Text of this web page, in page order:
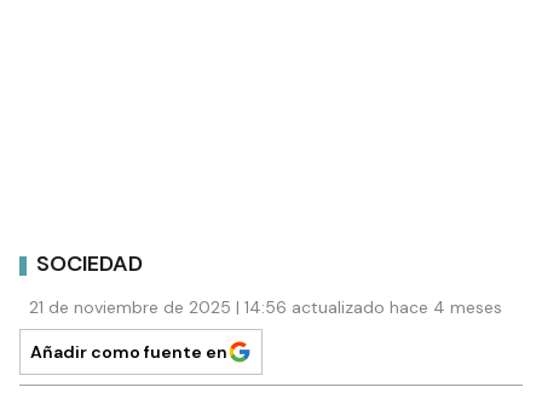
SOCIEDAD
21 de noviembre de 2025 | 14:56 actualizado hace 4 meses
Añadir como fuente en